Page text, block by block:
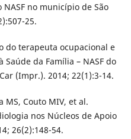
no município de São
25.
do terapeuta ocupacional e
da Família – NASF do
(Impr.). 2014; 22(1):3-14.
MS, Couto MIV, et al.
nos Núcleos de Apoio
26(2):148-54.